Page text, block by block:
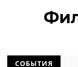
СОБЫТИЯ